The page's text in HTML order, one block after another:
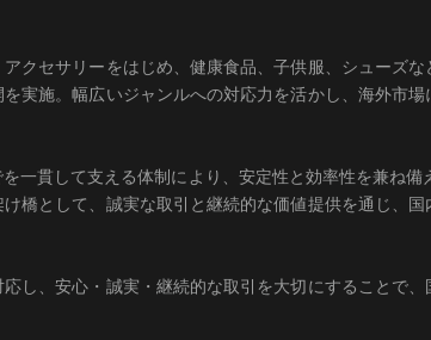
クセサリーをはじめ、健康食品、子供服、シューズ
実施。幅広いジャンルへの対応力を活かし、海外市
一貫して支える体制により、安定性と効率性を兼ね
橋として、誠実な取引と継続的な価値提供を通じ、
し、安心・誠実・継続的な取引を大切にすることで